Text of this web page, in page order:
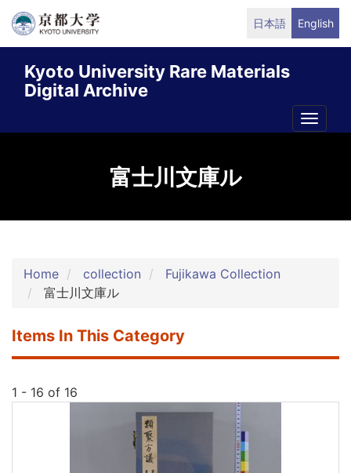
Skip
content
日本語 English
Kyoto University Rare Materials
Digital Archive
Toggle
富士川文庫ル
Home collection
Fujikawa Collection
富士川文庫ル
Items In This Category
1 - 16 of 16